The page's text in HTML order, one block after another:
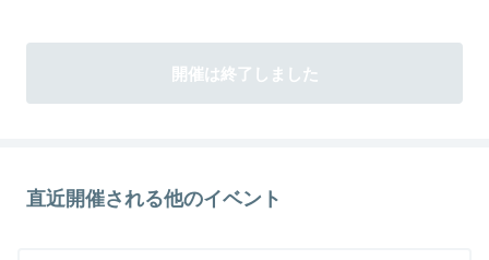
開催は終了しました
直近開催される他のイベント